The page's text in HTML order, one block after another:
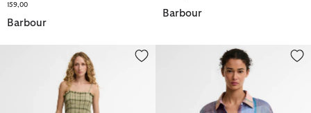
159,00
Barbour
Barbour
Camicia Amelie